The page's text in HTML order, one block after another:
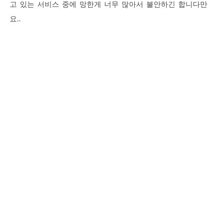
고 있는 서비스 중에 망한게 너무 많아서 불안하긴 합니다만
요..